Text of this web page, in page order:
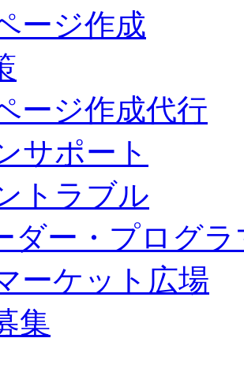
ージ作成
ージ作成代行
サポート
トラブル
ダー・プログラ
ーケット広場
集